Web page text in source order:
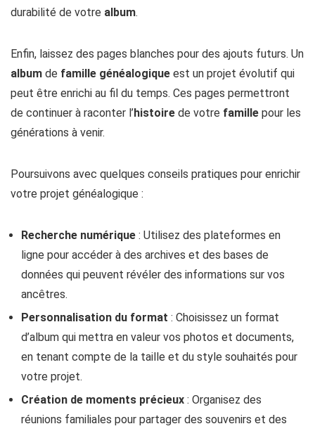
durabilité de votre album.
Enfin, laissez des pages blanches pour des ajouts futurs. Un
album de famille généalogique est un projet évolutif qui
peut être enrichi au fil du temps. Ces pages permettront
de continuer à raconter l’histoire de votre famille pour les
générations à venir.
Poursuivons avec quelques conseils pratiques pour enrichir
votre projet généalogique :
Recherche numérique : Utilisez des plateformes en
ligne pour accéder à des archives et des bases de
données qui peuvent révéler des informations sur vos
ancêtres.
Personnalisation du format : Choisissez un format
d’album qui mettra en valeur vos photos et documents,
en tenant compte de la taille et du style souhaités pour
votre projet.
Création de moments précieux : Organisez des
réunions familiales pour partager des souvenirs et des